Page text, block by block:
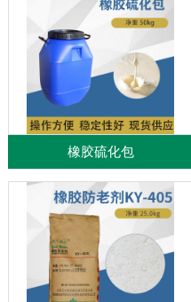
橡胶硫化包